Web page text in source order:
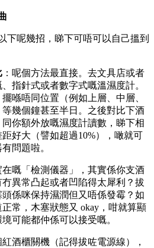
下呢幾招，睇下可唔可以自己搵到
：呢個方法最直接。去文具店或者
指針式或者數字式嘅溫濕度計。
喺唔同位置（例如上層、中層、
幾個鐘甚至半日。之後對比下酒
你額外放嘅濕度計讀數，睇下相
好大（譬如超過10%），噉就可
問題啦。
在嘅「檢測儀器」，其實係你支酒
異常凸起或者凹陷得太犀利？拔
係咪保持濕潤但又唔係發霉？如
常，木塞狀態又 okay，咁就算顯
可能都仲係可以接受嘅。
酒櫃關機（記得拔咗電源線），